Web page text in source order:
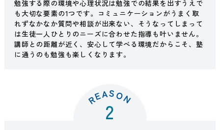
勉強する際の環境や心理状況は勉強での結果を出すうえで
も大切な要素の1つです。コミュニケーションがうまく取
れずなかなか質問や相談が出来ない、そうなってしまって
は生徒一人ひとりのニーズに合わせた指導も叶いません。
講師との距離が近く、安心して学べる環境だからこそ、塾
に通うのも勉強も楽しくなります。
REASON
2